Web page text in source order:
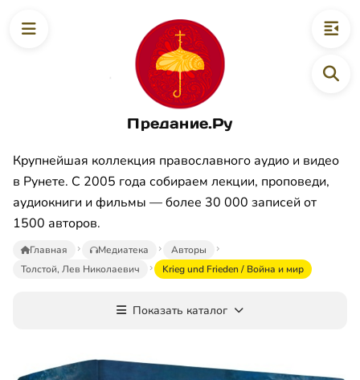
Предание.Ру
Крупнейшая коллекция православного аудио и видео
в Рунете. С 2005 года собираем лекции, проповеди,
аудиокниги и фильмы — более 30 000 записей от
1500 авторов.
Главная Медиатека
Авторы
Толстой, Лев Николаевич
Krieg und Frieden / Война и мир
Показать каталог